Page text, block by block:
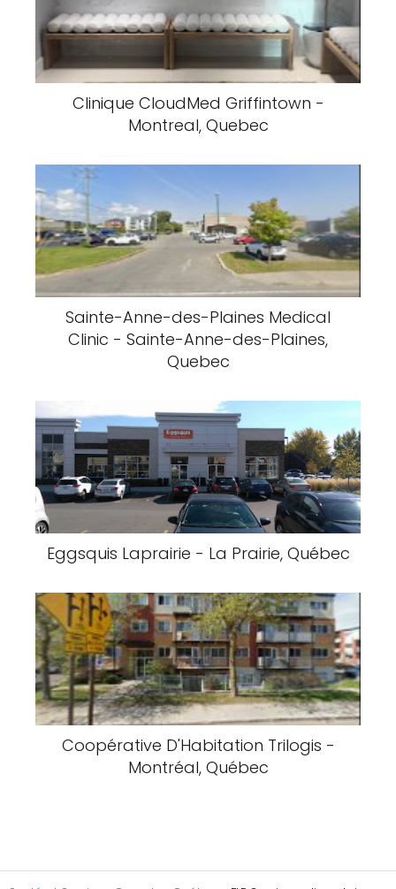
Coopérative D'Habitation Trilogis -
Montréal, Québec
Santé et Services Canada Québec
FLE Services alimentaires
(Fruits et Légumes de l'Estrie) - Sherbrooke, Québec
Politique de confidentialité